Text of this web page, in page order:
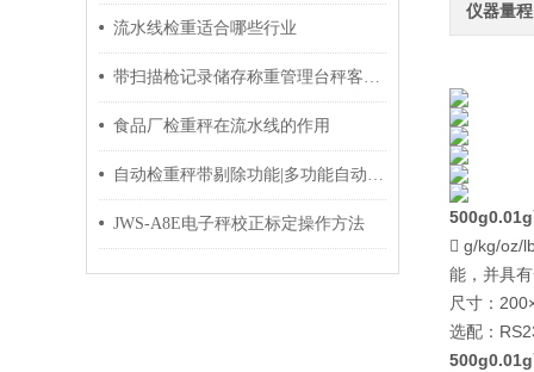
流水线检重适合哪些行业
带扫描枪记录储存称重管理台秤客制软件
食品厂检重秤在流水线的作用
自动检重秤带剔除功能|多功能自动重检机优势
JWS-A8E电子秤校正标定操作方法
仪器量程
 g/kg/oz/
能，并具
尺寸：
选配：